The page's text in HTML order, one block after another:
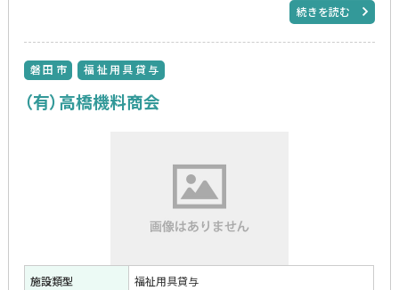
続きを読む
磐田市 福祉用具貸与
（有）高橋機料商会
施設類型
福祉用具貸与